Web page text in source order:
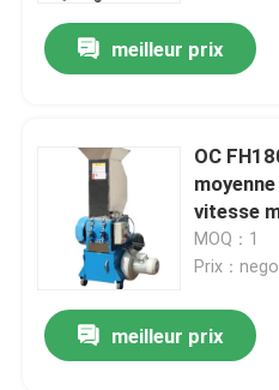
meilleur prix
OC
vitesse
MOQ：1
Prix：
meilleur prix